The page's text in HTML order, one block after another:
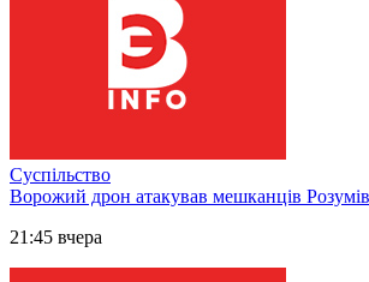
Суспільство
Ворожий дрон атакував мешканців
21:45 вчера